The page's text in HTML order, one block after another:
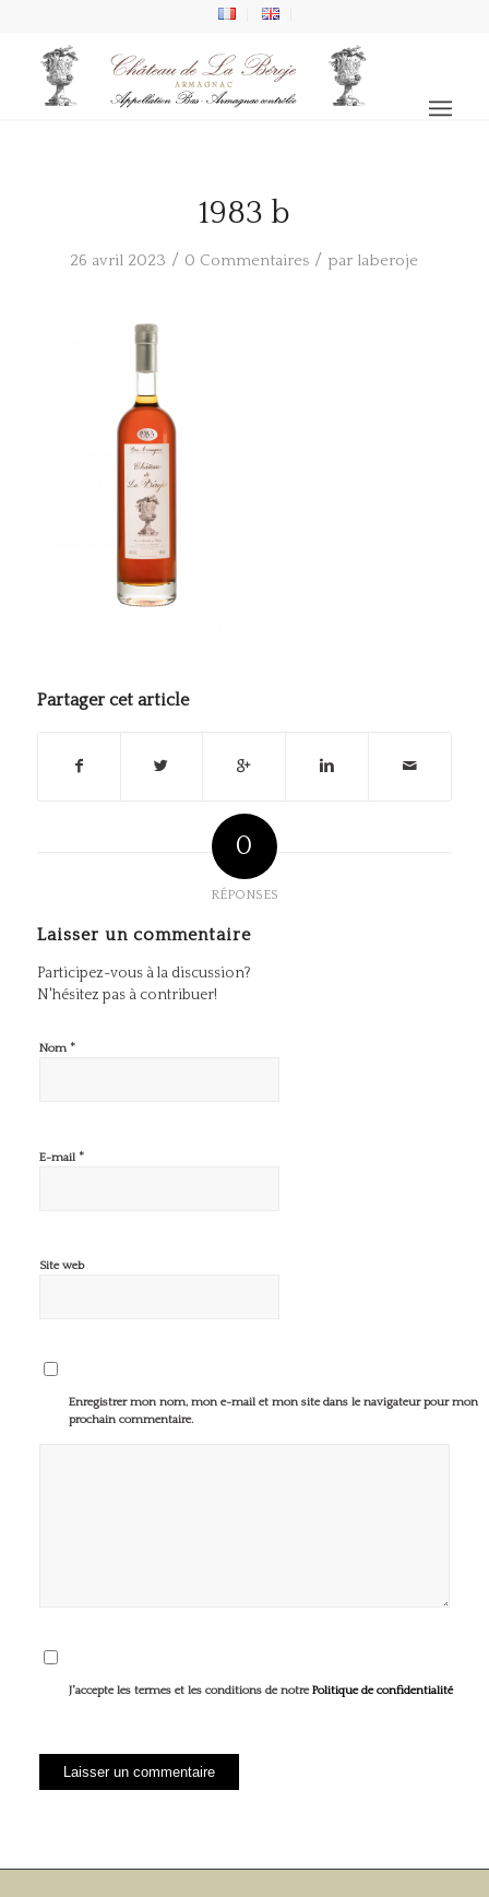
1983 b
26 avril 2023 / 0 Commentaires / par laberoje
Partager cet article
0
RÉPONSES
Laisser un commentaire
Participez-vous à la discussion?
N'hésitez pas à contribuer!
Nom *
E-mail *
Site web
Enregistrer mon nom, mon e-mail et mon site dans le navigateur pour mon
prochain commentaire.
J'accepte les termes et les conditions de notrePolitique de confidentialité